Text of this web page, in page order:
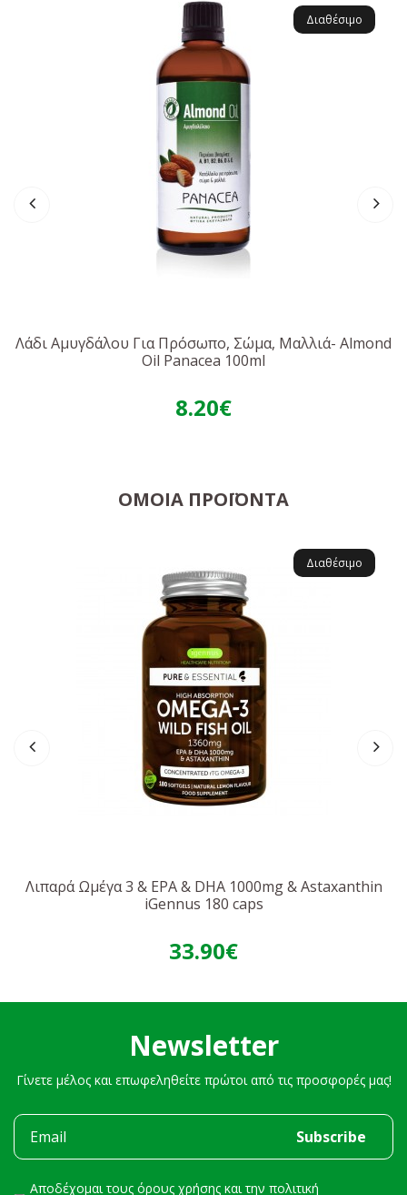
Softgel shell: ζελατίνη, γλυκερόλη, καραμέλα
MCT (μεσαίας αλύσου τριγλυκερίδια)
Anti‑oxidant: βιταμίνη Ε
Χωρίς: γλουτένη, λακτόζη, σόγια, γαλακτοκομικά, αυγά, ψάρια,
ξηρούς καρπούς • Vegan, μη-GMO, Halal & Kosher συμβατό
Διαθέσιμο
Λάδι Αμυγδάλου Για Πρόσωπο, Σώμα, Μαλλιά- Almond
Oil Panacea 100ml
8.20€
ΌΜΟΙΑ ΠΡΟΪΌΝΤΑ
Διαθέσιμο
Λιπαρά Ωμέγα 3 & EPA & DHA 1000mg & Astaxanthin
iGennus 180 caps
33.90€
Newsletter
Γίνετε μέλος και επωφεληθείτε πρώτοι από τις προσφορές μας!
Αποδέχομαι τους όρους χρήσης και την πολιτική